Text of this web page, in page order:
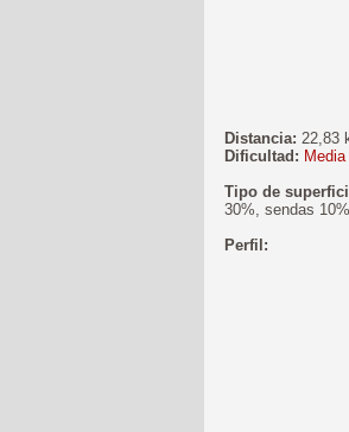
Distancia: 22,83
Dificultad: Media
Tipo de
30%, sendas
Perfil: